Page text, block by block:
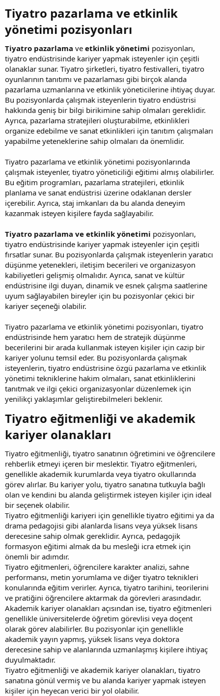
Tiyatro pazarlama ve etkinlik
yönetimi pozisyonları​
Tiyatro pazarlama ve etkinlik yönetimi pozisyonları,
tiyatro endüstrisinde kariyer yapmak isteyenler için çeşitli
olanaklar sunar. Tiyatro şirketleri, tiyatro festivalleri, tiyatro
oyunlarının tanıtımı ve pazarlaması gibi birçok alanda
pazarlama uzmanlarına ve etkinlik yöneticilerine ihtiyaç duyar.
Bu pozisyonlarda çalışmak isteyenlerin tiyatro endüstrisi
hakkında geniş bir bilgi birikimine sahip olmaları gereklidir.
Ayrıca, pazarlama stratejileri oluşturabilme, etkinlikleri
organize edebilme ve sanat etkinlikleri için tanıtım çalışmaları
yapabilme yeteneklerine sahip olmaları da önemlidir.
Tiyatro pazarlama ve etkinlik yönetimi pozisyonlarında
çalışmak isteyenler, tiyatro yöneticiliği eğitimi almış olabilirler.
Bu eğitim programları, pazarlama stratejileri, etkinlik
planlama ve sanat endüstrisi üzerine odaklanan dersler
içerebilir. Ayrıca, staj imkanları da bu alanda deneyim
kazanmak isteyen kişilere fayda sağlayabilir.
Tiyatro pazarlama ve etkinlik yönetimi pozisyonları,
tiyatro endüstrisinde kariyer yapmak isteyenler için çeşitli
fırsatlar sunar. Bu pozisyonlarda çalışmak isteyenlerin yaratıcı
düşünme yetenekleri, iletişim becerileri ve organizasyon
kabiliyetleri gelişmiş olmalıdır. Ayrıca, sanat ve kültür
endüstrisine ilgi duyan, dinamik ve esnek çalışma saatlerine
uyum sağlayabilen bireyler için bu pozisyonlar çekici bir
kariyer seçeneği olabilir.
Tiyatro pazarlama ve etkinlik yönetimi pozisyonları, tiyatro
endüstrisinde hem yaratıcı hem de stratejik düşünme
becerilerini bir arada kullanmak isteyen kişiler için cazip bir
kariyer yolunu temsil eder. Bu pozisyonlarda çalışmak
isteyenlerin, tiyatro endüstrisine özgü pazarlama ve etkinlik
yönetimi tekniklerine hakim olmaları, sanat etkinliklerini
tanıtmak ve ilgi çekici organizasyonlar düzenlemek için
yenilikçi yaklaşımlar geliştirebilmeleri beklenir.
Tiyatro eğitmenliği ve akademik
kariyer olanakları​
Tiyatro eğitmenliği, tiyatro sanatının öğretimini ve öğrencilere
rehberlik etmeyi içeren bir meslektir. Tiyatro eğitmenleri,
genellikle akademik kurumlarda veya tiyatro okullarında
görev alırlar. Bu kariyer yolu, tiyatro sanatına tutkuyla bağlı
olan ve kendini bu alanda geliştirmek isteyen kişiler için ideal
bir seçenek olabilir.
Tiyatro eğitmenliği kariyeri için genellikle tiyatro eğitimi ya da
drama pedagojisi gibi alanlarda lisans veya yüksek lisans
derecesine sahip olmak gereklidir. Ayrıca, pedagojik
formasyon eğitimi almak da bu mesleği icra etmek için
önemli bir adımdır.
Tiyatro eğitmenleri, öğrencilere karakter analizi, sahne
performansı, metin yorumlama ve diğer tiyatro teknikleri
konularında eğitim verirler. Ayrıca, tiyatro tarihini, teorilerini
ve pratiğini öğrencilere aktarmak da görevleri arasındadır.
Akademik kariyer olanakları açısından ise, tiyatro eğitmenleri
genellikle üniversitelerde öğretim görevlisi veya doçent
olarak görev alabilirler. Bu pozisyonlar için genellikle
akademik yayın yapmış, yüksek lisans veya doktora
derecesine sahip ve alanlarında uzmanlaşmış kişilere ihtiyaç
duyulmaktadır.
Tiyatro eğitmenliği ve akademik kariyer olanakları, tiyatro
sanatına gönül vermiş ve bu alanda kariyer yapmak isteyen
kişiler için heyecan verici bir yol olabilir.